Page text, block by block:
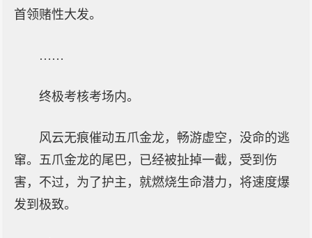
首领赌性大发。
……
终极考核考场内。
风云无痕催动五爪金龙，畅游虚空，没命的逃
窜。五爪金龙的尾巴，已经被扯掉一截，受到伤
害，不过，为了护主，就燃烧生命潜力，将速度爆
发到极致。